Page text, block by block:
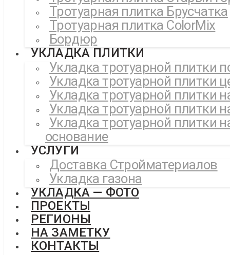
Тротуарная плитка Брусчатка
Тротуарная плитка ColorMix
Бордюр
УКЛАДКА ПЛИТКИ
Укладка тротуарной плитки
Укладка тротуарной плитки
Укладка тротуарной плитки
Укладка тротуарной плитки
Укладка тротуарной плитки
основание
УСЛУГИ
Доставка Стройматериалов
Укладка газона
УКЛАДКА — ФОТО
ПРОЕКТЫ
РЕГИОНЫ
НА ЗАМЕТКУ
КОНТАКТЫ